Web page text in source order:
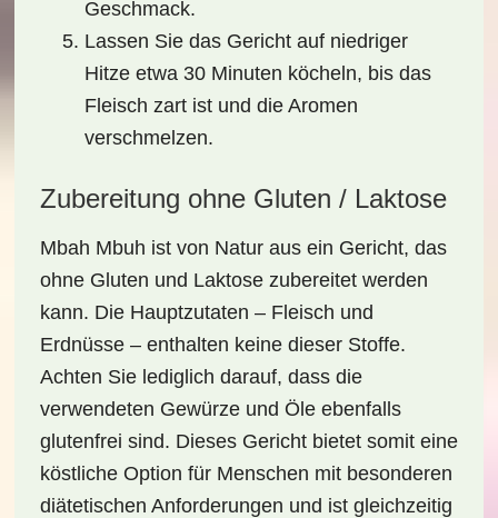
Geschmack.
Lassen Sie das Gericht auf niedriger
Hitze etwa 30 Minuten köcheln, bis das
Fleisch zart ist und die Aromen
verschmelzen.
Zubereitung ohne Gluten / Laktose
Mbah Mbuh ist von Natur aus ein Gericht, das
ohne Gluten und Laktosezubereitet werden
kann. Die Hauptzutaten – Fleisch und
Erdnüsse – enthalten keine dieser Stoffe.
Achten Sie lediglich darauf, dass die
verwendeten Gewürze und Öle ebenfalls
glutenfrei sind. Dieses Gericht bietet somit eine
köstliche Option für Menschen mit besonderen
diätetischen Anforderungen und ist gleichzeitig